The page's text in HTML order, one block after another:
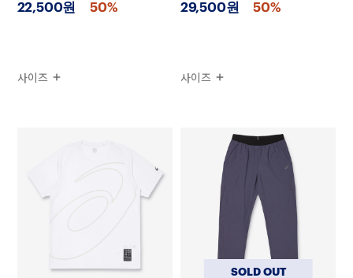
22,500원 50%
사이즈
29,500원 50%
사이즈
SOLD OUT